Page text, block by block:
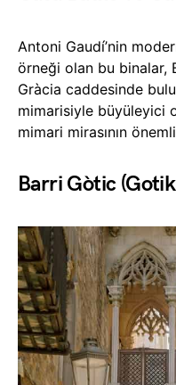
Antoni Gaudí’nin
örneği olan bu binalar,
Gràcia caddesinde
mimarisiyle büyüleyici
mimari mirasının
Barri Gòtic